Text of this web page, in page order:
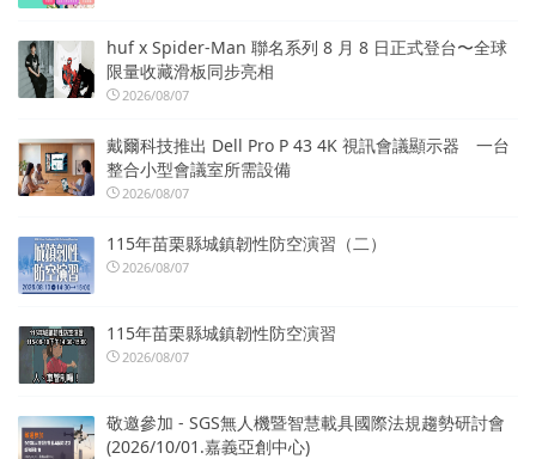
huf x Spider-Man 聯名系列 8 月 8 日正式登台〜全球
限量收藏滑板同步亮相
2026/08/07
戴爾科技推出 Dell Pro P 43 4K 視訊會議顯示器 一台
整合小型會議室所需設備
2026/08/07
115年苗栗縣城鎮韌性防空演習（二）
2026/08/07
115年苗栗縣城鎮韌性防空演習
2026/08/07
敬邀參加 - SGS無人機暨智慧載具國際法規趨勢研討會
(2026/10/01.嘉義亞創中心)